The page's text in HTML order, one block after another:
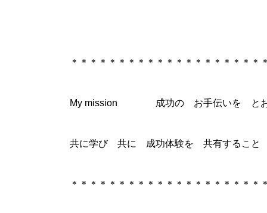
＊＊＊＊＊＊＊＊＊＊＊＊＊＊＊＊＊＊＊＊
My mission 成功の お手伝いを とお
共に学び 共に 成功体験を 共有すること
＊＊＊＊＊＊＊＊＊＊＊＊＊＊＊＊＊＊＊＊